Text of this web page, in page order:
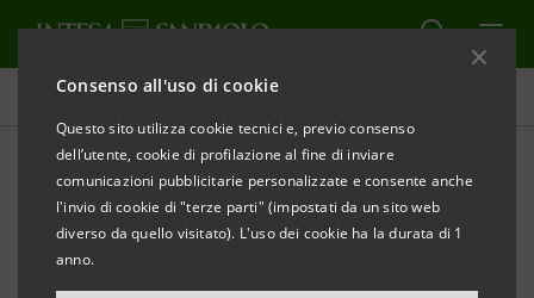
Consenso all'uso di cookie
Questo sito utilizza cookie tecnici e, previo consenso
dell’utente, cookie di profilazione al fine di inviare
comunicazioni pubblicitarie personalizzate e consente anche
l'invio di cookie di "terze parti" (impostati da un sito web
diverso da quello visitato). L'uso dei cookie ha la durata di 1
anno.
Comunicati stampa
STAMPA AGGIORNA
Milano, 11 novembre 2005